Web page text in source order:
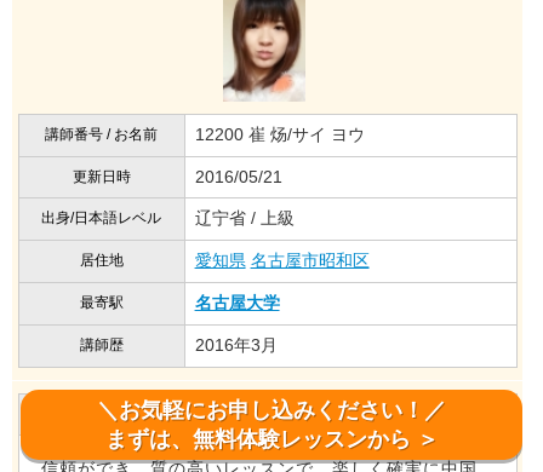
講師番号 / お名前 12200 崔 炀/サイ ヨウ
更新日時 2016/05/21
出身/日本語レベル 辽宁省 / 上級
居住地 愛知県 名古屋市昭和区
最寄駅 名古屋大学
講師歴 2016年3月
中国語を勉強する生徒へアドバイス
＼お気軽にお申し込みください！／
まずは、無料体験レッスンから ＞